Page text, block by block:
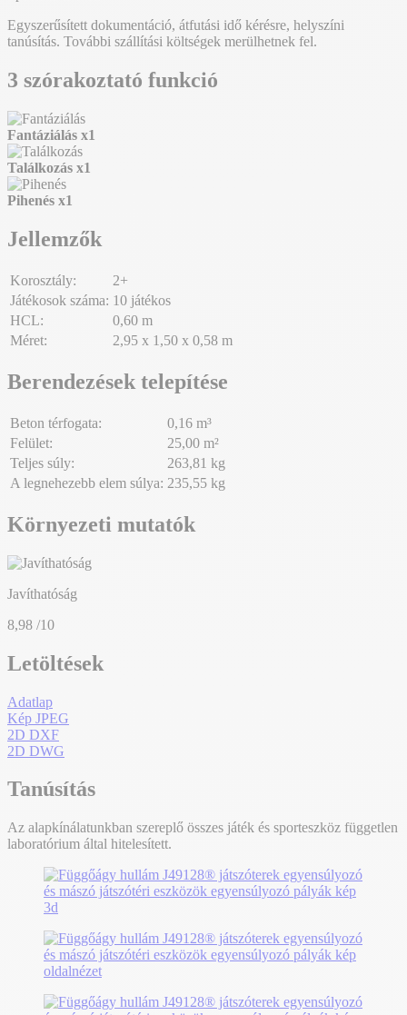
Egyszerűsített dokumentáció, átfutási idő kérésre, helyszíni
tanúsítás. További szállítási költségek merülhetnek fel.
3 szórakoztató funkció
Fantáziálás x1
Találkozás x1
Pihenés x1
Jellemzők
Korosztály:
2+
Játékosok száma: 10 játékos
HCL:
0,60 m
Méret:
2,95 x 1,50 x 0,58 m
Berendezések telepítése
Beton térfogata:
0,16 m³
Felület:
25,00 m²
Teljes súly:
263,81 kg
A legnehezebb elem súlya: 235,55 kg
Környezeti mutatók
Javíthatóság
8,98 /10
Letöltések
Adatlap
Kép JPEG
2D DXF
2D DWG
Tanúsítás
Az alapkínálatunkban szereplő összes játék és sporteszköz független
laboratórium által hitelesített.